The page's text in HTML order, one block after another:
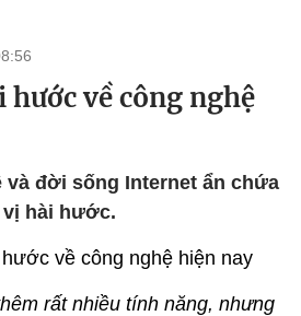
về công nghệ
và đời sống Internet ẩn chứa
hài hước.
rất nhiều tính năng, nhưng